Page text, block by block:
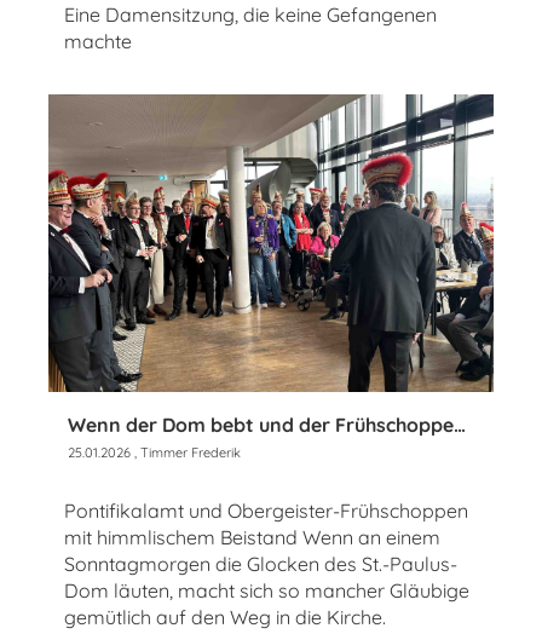
Eine Damensitzung, die keine Gefangenen
machte
Wenn der Dom bebt und der Frühschoppen ruft
25.01.2026 , Timmer Frederik
Pontifikalamt und Obergeister-Frühschoppen
mit himmlischem Beistand Wenn an einem
Sonntagmorgen die Glocken des St.-Paulus-
Dom läuten, macht sich so mancher Gläubige
gemütlich auf den Weg in die Kirche.